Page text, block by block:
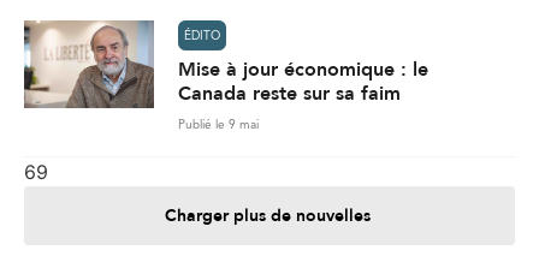
ÉDITO
Mise à jour économique : le
Canada reste sur sa faim
Publié le 9 mai
69
Charger plus de nouvelles